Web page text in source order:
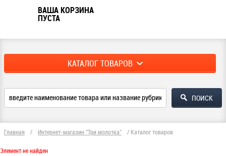
ВАША КОРЗИНА
ПУСТА
КАТАЛОГ ТОВАРОВ
Главная / Интернет-магазин "Три молотка" / Каталог товаров
Элемент не найден